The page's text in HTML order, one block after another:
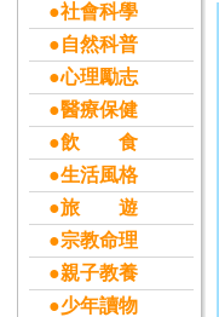
●社會科學
●自然科普
●心理勵志
●醫療保健
●飲 食
●生活風格
●旅 遊
●宗教命理
●親子教養
●少年讀物